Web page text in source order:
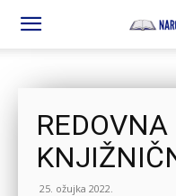
25. ožujka 2022.